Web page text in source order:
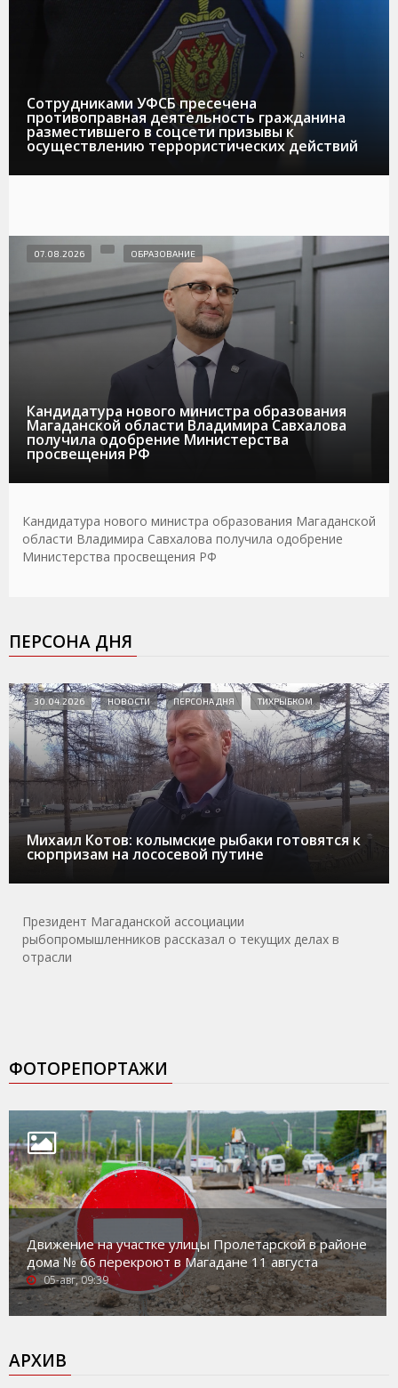
Сотрудниками УФСБ пресечена
противоправная деятельность гражданина
разместившего в соцсети призывы к
осуществлению террористических действий
Кандидатура нового министра образования
Магаданской области Владимира Савхалова
получила одобрение Министерства
просвещения РФ
07.08.2026 ОБРАЗОВАНИЕ
Кандидатура нового министра образования Магаданской
области Владимира Савхалова получила одобрение
Министерства просвещения РФ
ПЕРСОНА ДНЯ
Михаил Котов: колымские рыбаки готовятся к
сюрпризам на лососевой путине
30.04.2026 НОВОСТИ ПЕРСОНА ДНЯ ТИХРЫБКОМ
Президент Магаданской ассоциации
рыбопромышленников рассказал о текущих делах в
отрасли
ФОТОРЕПОРТАЖИ
Движение на участке улицы Пролетарской в районе
дома № 66 перекроют в Магадане 11 августа
05-авг, 09:39
АРХИВ